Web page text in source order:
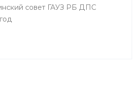
совет ГАУЗ РБ ДПС